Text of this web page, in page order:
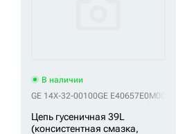
В наличии
GE 14X-32-00100GE E40657E0M00039
Цепь гусеничная 39L
(консистентная смазка,